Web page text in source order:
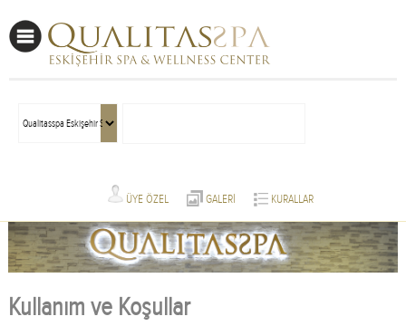
ÜYE ÖZEL GALERİ KURALLAR
Kullanım ve Koşullar